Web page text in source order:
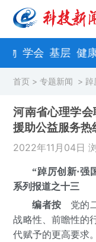
物 学会 基层 健
首页 >专题新闻 > 踔
河南省心理学
援助公益服务热
2022年11月04日
“踔厉创新·强
系列报道之十三
编者按 党的
战略性、前瞻性的
代赋予的更高要求